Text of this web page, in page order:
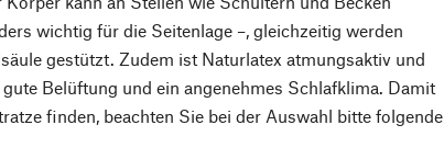
wichtig für die Seitenlage –, gleichzeitig werden
gestützt. Zudem ist Naturlatex atmungsaktiv und
Belüftung und ein angenehmes Schlafklima. Damit
finden, beachten Sie bei der Auswahl bitte folgende